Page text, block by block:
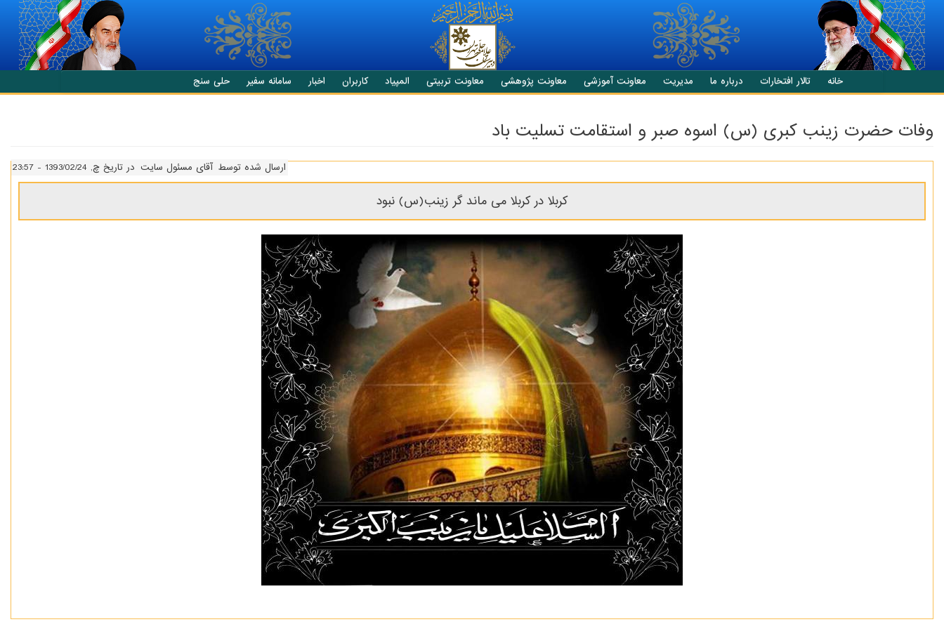
انتقال به محتوای اصلی
خانه تالار افتخارات درباره ما مدیریت معاونت آموزشی معاونت پژوهشی معاونت تربیتی المپیاد کاربران اخبار سامانه سفیر حلی سنج
وفات حضرت زینب کبری (س) اسوه صبر و استقامت تسلیت باد
ارسال شده توسط آقای مسئول سایت در تاریخ چ, 1393/02/24 - 23:57
کربلا در کربلا می ماند گر زینب(س) نبود